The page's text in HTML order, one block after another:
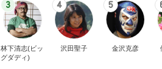
3
林下清志(ビッ
グダディ)
4
沢田聖子
5
金沢克彦